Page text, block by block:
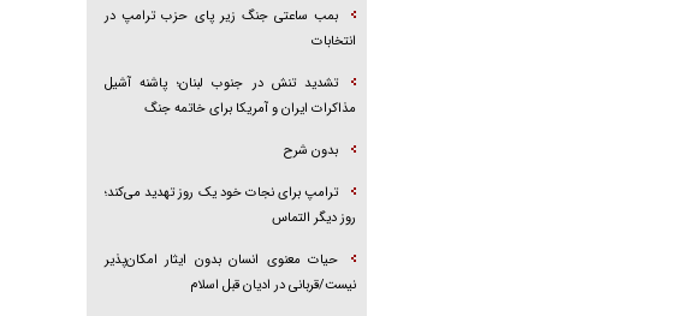
بمب ساعتی جنگ زیر پای حزب ترام‍پ در
انتخابات
تشدید تنش در جنوب لبنان؛ پاشنه آشیل
مذاکرات ایران و آمریکا برای خاتمه جنگ
بدون شرح
ترامپ برای نجات خود یک روز تهدید می‌کند؛
روز دیگر التماس
حیات معنوی انسان بدون ایثار امکان‌پذیر
نیست/قربانی در ادیان قبل اسلام